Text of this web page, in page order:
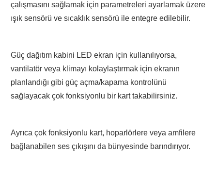
çalışmasını sağlamak için parametreleri ayarlamak üzere
ışık sensörü ve sıcaklık sensörü ile entegre edilebilir.
Güç dağıtım kabini LED ekran için kullanılıyorsa,
vantilatör veya klimayı kolaylaştırmak için ekranın
planlandığı gibi güç açma/kapama kontrolünü
sağlayacak çok fonksiyonlu bir kart takabilirsiniz.
Ayrıca çok fonksiyonlu kart, hoparlörlere veya amfilere
bağlanabilen ses çıkışını da bünyesinde barındırıyor.